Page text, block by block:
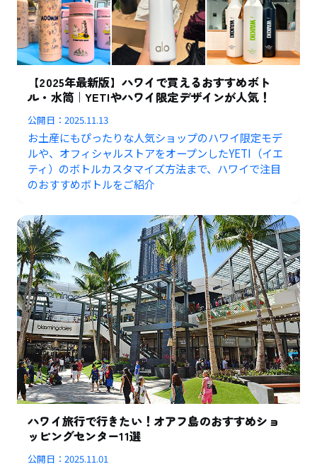
【2025年最新版】ハワイで買えるおすすめボト
ル・水筒｜YETIやハワイ限定デザインが人気！
公開日：2025.11.13
お土産にもぴったりな人気ショップのハワイ限定モデ
ルや、オフィシャルストアをオープンしたYETI（イエ
ティ）のボトルカスタマイズ方法まで、ハワイで注目
のおすすめボトルをご紹介
ハワイ旅行で行きたい！オアフ島のおすすめショ
ッピングセンター11選
公開日：2025.11.01